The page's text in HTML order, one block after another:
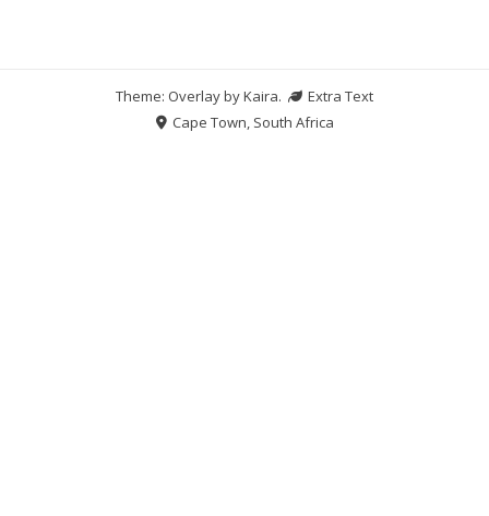
Theme: Overlay byKaira.
Extra Text
Cape Town, South Africa